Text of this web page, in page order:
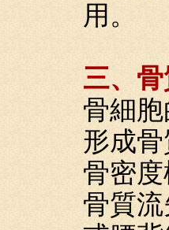
用。
三、
骨細
形成
骨密
骨質